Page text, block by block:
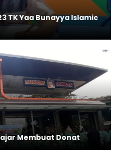
TK Yaa Bunayya Islamic
Membuat Donat